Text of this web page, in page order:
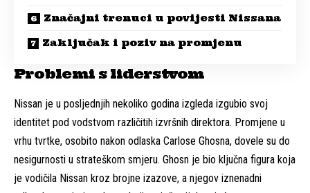
Značajni trenuci u povijesti Nissana
Zaključak i poziv na promjenu
Problemi s liderstvom
Nissan je u posljednjih nekoliko godina izgleda izgubio svoj
identitet pod vodstvom različitih izvršnih direktora. Promjene u
vrhu tvrtke, osobito nakon odlaska Carlose Ghosna, dovele su do
nesigurnosti u strateškom smjeru. Ghosn je bio ključna figura koja
je vodičila Nissan kroz brojne izazove, a njegov iznenadni